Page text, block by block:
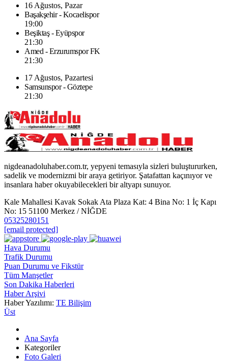
16 Ağustos, Pazar
Başakşehir - Kocaelispor
19:00
Beşiktaş - Eyüpspor
21:30
Amed - Erzurumspor FK
21:30
17 Ağustos, Pazartesi
Samsunspor - Göztepe
21:30
nigdeanadoluhaber.com.tr, yepyeni temasıyla sizleri buluştururken,
sadelik ve modernizmi bir araya getiriyor. Şatafattan kaçınıyor ve
insanlara haber okuyabilecekleri bir altyapı sunuyor.
Kale Mahallesi Kavak Sokak Ata Plaza Kat: 4 Bina No: 1 İç Kapı
No: 15 51100 Merkez / NİĞDE
05325280151
[email protected]
Hava Durumu
Trafik Durumu
Puan Durumu ve Fikstür
Tüm Manşetler
Son Dakika Haberleri
Haber Arşivi
Haber Yazılımı: TE Bilişim
Üst
Ana Sayfa
Kategoriler
Foto Galeri